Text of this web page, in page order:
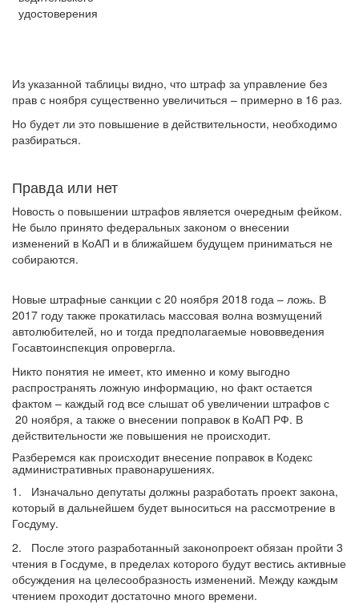
удостоверения
Из указанной таблицы видно, что штраф за управление без
прав с ноября существенно увеличиться – примерно в 16 раз.
Но будет ли это повышение в действительности, необходимо
разбираться.
Правда или нет
Новость о повышении штрафов является очередным фейком.
Не было принято федеральных законом о внесении
изменений в КоАП и в ближайшем будущем приниматься не
собираются.
Новые штрафные санкции с 20 ноября 2018 года – ложь. В
2017 году также прокатилась массовая волна возмущений
автолюбителей, но и тогда предполагаемые нововведения
Госавтоинспекция опровергла.
Никто понятия не имеет, кто именно и кому выгодно
распространять ложную информацию, но факт остается
фактом – каждый год все слышат об увеличении штрафов с
20 ноября, а также о внесении поправок в КоАП РФ. В
действительности же повышения не происходит.
Разберемся как происходит внесение поправок в Кодекс
административных правонарушениях.
1. Изначально депутаты должны разработать проект закона,
который в дальнейшем будет выноситься на рассмотрение в
Госдуму.
2. После этого разработанный законопроект обязан пройти 3
чтения в Госдуме, в пределах которого будут вестись активные
обсуждения на целесообразность изменений. Между каждым
чтением проходит достаточно много времени.